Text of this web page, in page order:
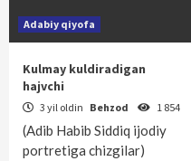
Adabiy qiyofa
Kulmay kuldiradigan
hajvchi
3 yil oldin Behzod 1 854
(Adib Habib Siddiq ijodiy
portretiga chizgilar)